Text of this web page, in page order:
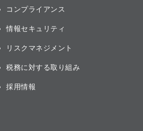
コンプライアンス
情報セキュリティ
リスクマネジメント
税務に対する取り組み
採用情報